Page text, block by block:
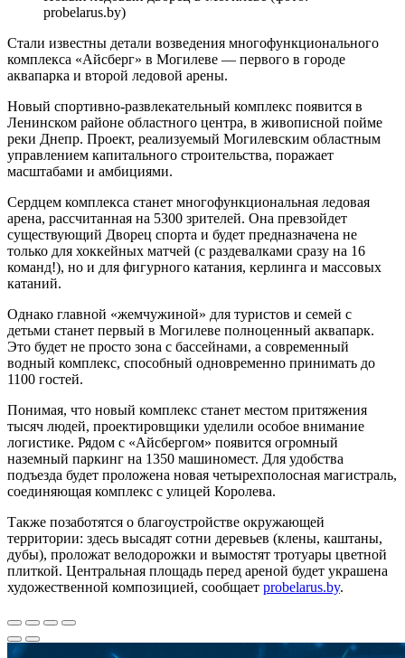
probelarus.by)
Стали известны детали возведения многофункционального
комплекса «Айсберг» в Могилеве — первого в городе
аквапарка и второй ледовой арены.
Новый спортивно-развлекательный комплекс появится в
Ленинском районе областного центра, в живописной пойме
реки Днепр. Проект, реализуемый Могилевским областным
управлением капитального строительства, поражает
масштабами и амбициями.
Сердцем комплекса станет многофункциональная ледовая
арена, рассчитанная на 5300 зрителей. Она превзойдет
существующий Дворец спорта и будет предназначена не
только для хоккейных матчей (с раздевалками сразу на 16
команд!), но и для фигурного катания, керлинга и массовых
катаний.
Однако главной «жемчужиной» для туристов и семей с
детьми станет первый в Могилеве полноценный аквапарк.
Это будет не просто зона с бассейнами, а современный
водный комплекс, способный одновременно принимать до
1100 гостей.
Понимая, что новый комплекс станет местом притяжения
тысяч людей, проектировщики уделили особое внимание
логистике. Рядом с «Айсбергом» появится огромный
наземный паркинг на 1350 машиномест. Для удобства
подъезда будет проложена новая четырехполосная магистраль,
соединяющая комплекс с улицей Королева.
Также позаботятся о благоустройстве окружающей
территории: здесь высадят сотни деревьев (клены, каштаны,
дубы), проложат велодорожки и вымостят тротуары цветной
плиткой. Центральная площадь перед ареной будет украшена
художественной композицией, сообщает probelarus.by.